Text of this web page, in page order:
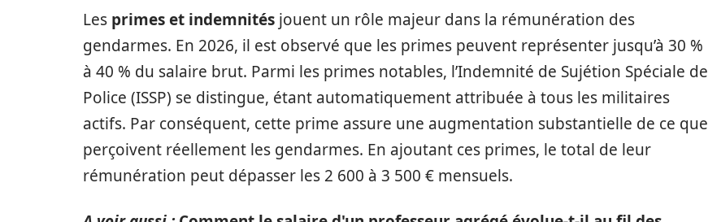
Les primes et indemnités jouent un rôle majeur dans la rémunération des
gendarmes. En 2026, il est observé que les primes peuvent représenter jusqu’à 30 %
à 40 % du salaire brut. Parmi les primes notables, l’Indemnité de Sujétion Spéciale de
Police (ISSP) se distingue, étant automatiquement attribuée à tous les militaires
actifs. Par conséquent, cette prime assure une augmentation substantielle de ce que
perçoivent réellement les gendarmes. En ajoutant ces primes, le total de leur
rémunération peut dépasser les 2 600 à 3 500 € mensuels.